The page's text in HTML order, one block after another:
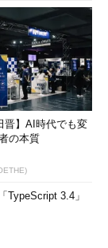
起動、あるいは
理共有が設定さ
有を無効化する
ストリの値を変
晋】AI時代でも変
の本質
TypeScript 3.4」